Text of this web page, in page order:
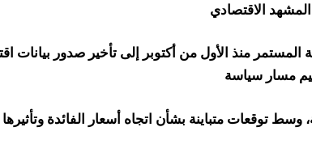
الاقتصادي
المستمر منذ الأول من أكتوبر إلى تأخير صدور بيانات
مسار سياسة
وسط توقعات متباينة بشأن اتجاه أسعار الفائدة